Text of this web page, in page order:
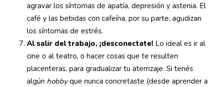
agravar los síntomas de apatía, depresión y astenia. El
café y las bebidas con cafeína, por su parte, agudizan
los síntomas de estrés.
Al salir del trabajo, ¡desconectate! Lo ideal es ir al
cine o al teatro, o hacer cosas que te resulten
placenteras, para gradualizar tu aterrizaje. Si tenés
algún hobbyque nunca concretaste (desde aprender a